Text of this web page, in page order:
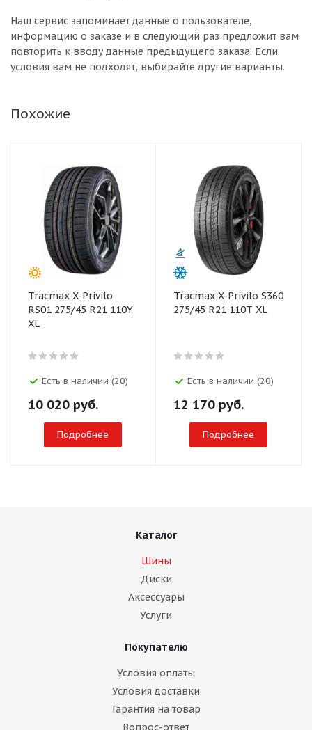
Наш сервис запоминает данные о пользователе,
информацию о заказе и в следующий раз предложит вам
повторить к вводу данные предыдущего заказа. Если
условия вам не подходят, выбирайте другие варианты.
Похожие
Tracmax X-Privilo
RS01 275/45 R21 110Y
XL
Есть в наличии (20)
10 020 руб.
Подробнее
Tracmax X-Privilo S360
275/45 R21 110T XL
Есть в наличии (20)
12 170 руб.
Подробнее
Каталог
Шины
Диски
Аксессуары
Услуги
Покупателю
Условия оплаты
Условия доставки
Гарантия на товар
Вопрос-ответ